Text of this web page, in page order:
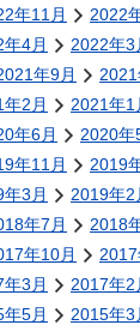
年11月 2022
4月 2022年3
年9月 2021
2月 2021年1
年6月 2020年
年11月 2019
3月 2019年2
年7月 2018
年10月 2017
3月 2017年2
5月 2015年3